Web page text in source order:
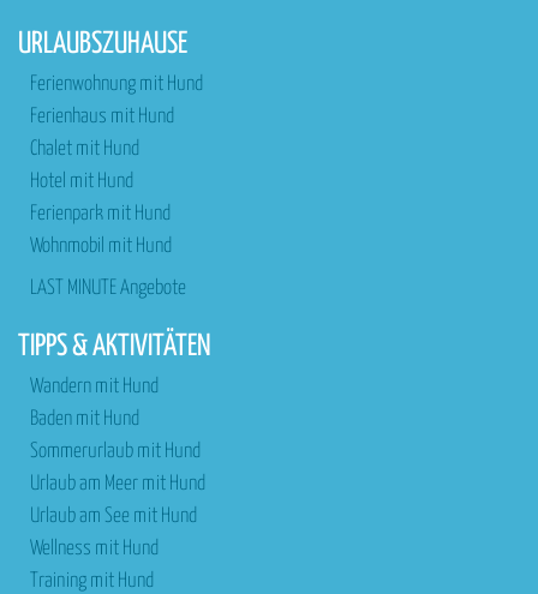
URLAUBSZUHAUSE
Ferienwohnung mit Hund
Ferienhaus mit Hund
Chalet mit Hund
Hotel mit Hund
Ferienpark mit Hund
Wohnmobil mit Hund
LAST MINUTE Angebote
TIPPS & AKTIVITÄTEN
Wandern mit Hund
Baden mit Hund
Sommerurlaub mit Hund
Urlaub am Meer mit Hund
Urlaub am See mit Hund
Wellness mit Hund
Training mit Hund